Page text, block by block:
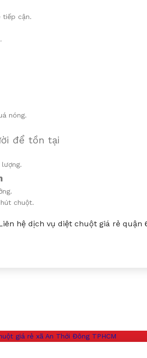
tiếp cận.
nóng.
để tồn tại
chuột.
hệ dịch vụ diệt chuột giá rẻ quận